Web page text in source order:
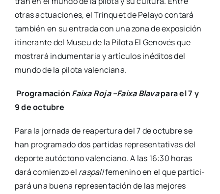
otras actua­cio­nes, el Trin­quet de Pela­yo con­ta­rá
tam­bién en su entra­da con una zona de expo­si­ción
iti­ne­ran­te del Museu de la Pilo­ta El Geno­vés que
mos­tra­rá indu­men­ta­ria y artícu­los iné­di­tos del
mun­do de la pilo­ta valen­cia­na.
Pro­gra­ma­ción Fai­xa Roja –Fai­xa Bla­vapara el 7 y
9 de octu­bre
Para la jor­na­da de reaper­tu­ra del 7 de octu­bre se
han pro­gra­ma­do dos par­ti­das repre­sen­ta­ti­vas del
depor­te autóc­tono valen­ciano. A las 16:30 horas
dará comien­zo el ras­pallfeme­nino en el que par­ti­ci­
pa­rá una bue­na repre­sen­ta­ción de las mejo­res